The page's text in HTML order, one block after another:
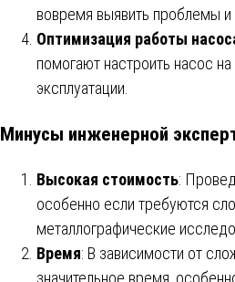
вовремя выявить проблемы
Оптимизация работы
помогают настроить насос
эксплуатации.
Минусы инженерной
Высокая стоимость:
особенно если требуются
металлографические
Время: В зависимости от
значительное время,